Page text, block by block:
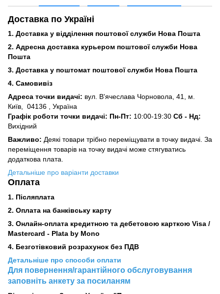
Доставка по Україні
1. Доставка у відділення поштової служби Нова Пошта
2. Адресна доставка курьером поштової служби Нова
Пошта
3. Доставка у поштомат поштової служби Нова Пошта
4. Самовивіз
Адреса точки видачі: вул. В'ячеслава Чорновола, 41, м.
Київ, 04136 , Україна
Графік роботи точки видачі: Пн-Пт: 10:00-19:30 Сб - Нд:
Вихідний
Важливо: Деякі товари трібно переміщувати в точку видачі. За
переміщення товарів на точку видачі може стягуватись
додаткова плата.
Детальніше про варіанти доставки
Оплата
1. Післяплата
2. Оплата на банківську карту
3. Онлайн-оплата кредитною та дебетовою карткою Visa /
Mastercard - Plata by Mono
4. Безготівковий розрахунок без ПДВ
Детальніше про способи оплати
Для повернення/гарантійного обслуговування
заповніть анкету за посиланям